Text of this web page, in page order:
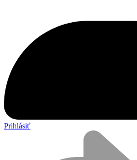
Prihlásiť